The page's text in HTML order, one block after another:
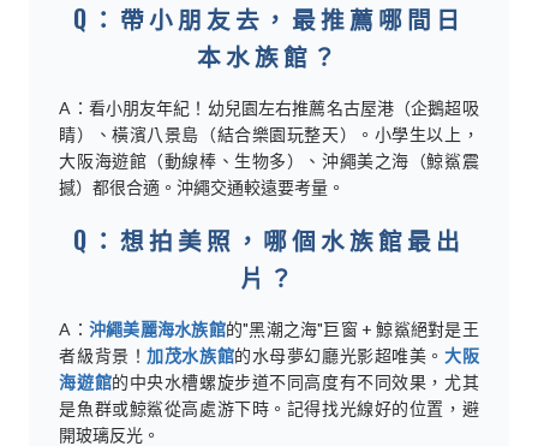
Q：帶小朋友去，最推薦哪間日
本水族館？
A：看小朋友年紀！幼兒園左右推薦名古屋港（企鵝超吸
睛）、橫濱八景島（結合樂園玩整天）。小學生以上，
大阪海遊館（動線棒、生物多）、沖繩美之海（鯨鯊震
撼）都很合適。沖繩交通較遠要考量。
Q：想拍美照，哪個水族館最出
片？
A： 沖繩美麗海水族館的"黑潮之海"巨窗 + 鯨鯊絕對是王
者級背景！加茂水族館的水母夢幻廳光影超唯美。 大阪
海遊館的中央水槽螺旋步道不同高度有不同效果，尤其
是魚群或鯨鯊從高處游下時。記得找光線好的位置，避
開玻璃反光。